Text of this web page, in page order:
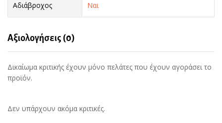
Αδιάβροχος Ναι
Αξιολογήσεις (0)
Δικαίωμα κριτικής έχουν μόνο πελάτες που έχουν αγοράσει το
προϊόν.
Δεν υπάρχουν ακόμα κριτικές.